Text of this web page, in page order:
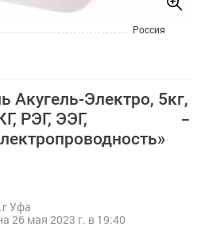
Россия
Акугель-Электро, 5кг,
РЭГ, ЭЭГ,
Уфа
26 мая 2023 г. в 19:40